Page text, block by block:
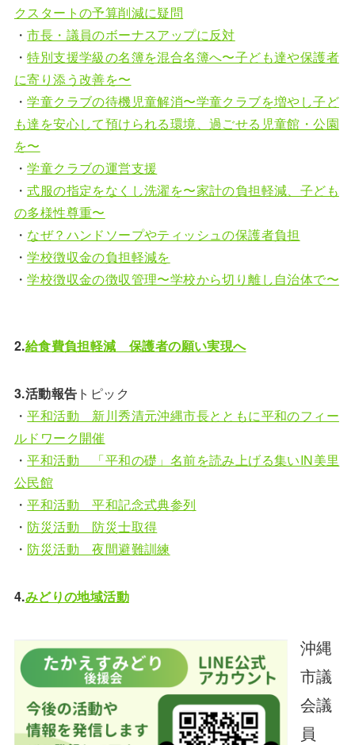
クスタートの予算削減に疑問
・市長・議員のボーナスアップに反対
・特別支援学級の名簿を混合名簿へ〜子ども達や保護者
に寄り添う改善を〜
・学童クラブの待機児童解消〜学童クラブを増やし子ど
も達を安心して預けられる環境、過ごせる児童館・公園
を〜
・学童クラブの運営支援
・式服の指定をなくし洗濯を〜家計の負担軽減、子ども
の多様性尊重〜
・ なぜ？ハンドソープやティッシュの保護者負担
・学校徴収金の負担軽減を
・学校徴収金の徴収管理〜学校から切り離し自治体で〜
2.給食費負担軽減 保護者の願い実現へ
3.活動報告 トピック
・平和活動 新川秀清元沖縄市長とともに平和のフィー
ルドワーク開催
・平和活動 「平和の礎」名前を読み上げる集いIN美里
公民館
・平和活動 平和記念式典参列
・ 防災活動 防災士取得
・ 防災活動 夜間避難訓練
4.みどりの地域活動
沖縄
市議
会議
員